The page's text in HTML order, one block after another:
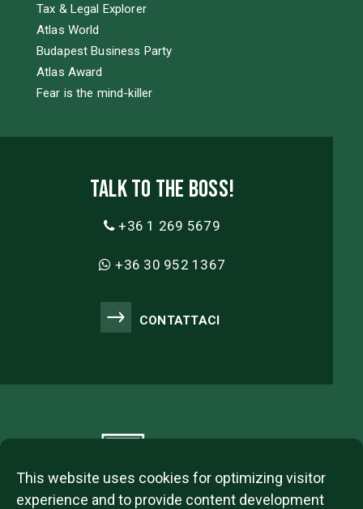
This website uses cookies for optimizing visitor
experience and to provide content development
Tax & Legal Explorer
Atlas World
Budapest Business Party
Atlas Award
Fear is the mind-killer
Talk to the boss!
+36 1 269 5679
+36 30 952 1367
CONTATTACI